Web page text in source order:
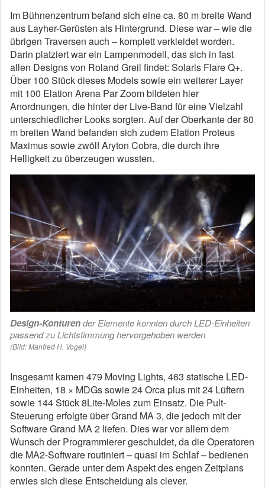
Im Bühnenzentrum befand sich eine ca. 80 m breite Wand
aus Layher-Gerüsten als Hintergrund. Diese war – wie die
übrigen Traversen auch – komplett verkleidet worden.
Darin platziert war ein Lampenmodell, das sich in fast
allen Designs von Roland Greil findet: Solaris Flare Q+.
Über 100 Stück dieses Models sowie ein weiterer Layer
mit 100 Elation Arena Par Zoom bildeten hier
Anordnungen, die hinter der Live-Band für eine Vielzahl
unterschiedlicher Looks sorgten. Auf der Oberkante der 80
m breiten Wand befanden sich zudem Elation Proteus
Maximus sowie zwölf Aryton Cobra, die durch ihre
Helligkeit zu überzeugen wussten.
Design-Konturender Elemente konnten durch LED-Einheiten
passend zu Lichtstimmung hervorgehoben werden
(Bild: Manfred H. Vogel)
Insgesamt kamen 479 Moving Lights, 463 statische LED-
Einheiten, 18 × MDGs sowie 24 Orca plus mit 24 Lüftern
sowie 144 Stück 8Lite-Moles zum Einsatz. Die Pult-
Steuerung erfolgte über Grand MA 3, die jedoch mit der
Software Grand MA 2 liefen. Dies war vor allem dem
Wunsch der Programmierer geschuldet, da die Operatoren
die MA2-Software routiniert – quasi im Schlaf – bedienen
konnten. Gerade unter dem Aspekt des engen Zeitplans
erwies sich diese Entscheidung als clever.